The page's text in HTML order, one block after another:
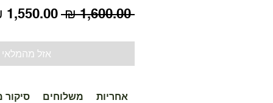
‏1,600.00 ‏₪
מחיר
אזל מהמלאי
סיקור משלוחים אחריות